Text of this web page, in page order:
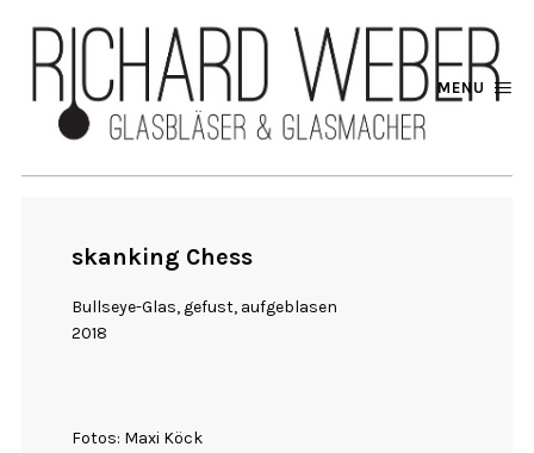
MENU
skanking Chess
Bullseye-Glas, gefust, aufgeblasen
2018
Fotos: Maxi Köck